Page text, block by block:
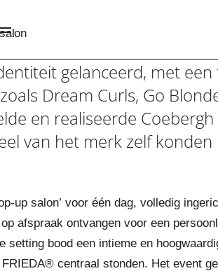
gelanceerd, met een
Dream Curls, Go
en realiseerde Coebergh
van het merk zelf konden
up salon’ voor één dag, volledig
afspraak ontvangen voor een
bood een intieme en
centraal stonden. Het event